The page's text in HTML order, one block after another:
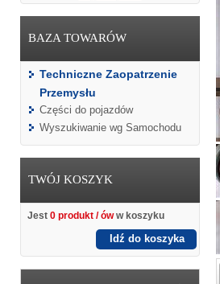
BAZA TOWARÓW
Techniczne Zaopatrzenie
Przemysłu
Części do pojazdów
Wyszukiwanie wg Samochodu
TWÓJ KOSZYK
Jest 0 produkt / óww koszyku
Idź do koszyka